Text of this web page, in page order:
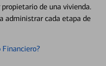
de una vivienda.
administrar cada etapa de
Financiero?